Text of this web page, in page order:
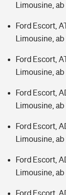
Sie haben
Limousine, ab
Ford Escort,
Limousine, ab
Ford Escort,
Limousine, ab
Ford Escort,
Limousine, ab
Ford Escort,
Limousine, ab
Ford Escort,
Limousine, ab
Ford Escort,